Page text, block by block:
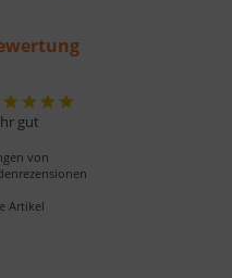
gut
von
Artikel